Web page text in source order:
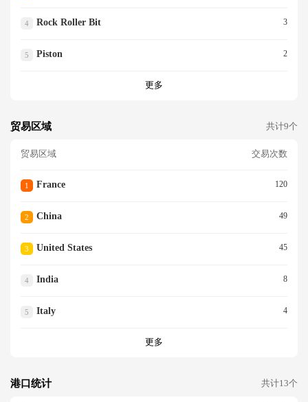
4 Rock Roller Bit 3
5 Piston 2
更多
贸易区域 共计9个
贸易区域 交易次数
1 France 120
2 China 49
3 United States 45
4 India 8
5 Italy 4
更多
港口统计 共计13个